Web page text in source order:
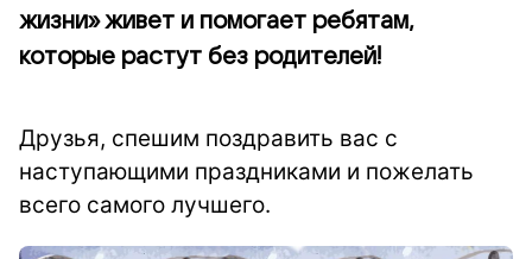
жизни» живет и помогает ребятам,
которые растут без родителей!
Друзья, спешим поздравить вас с
наступающими праздниками и пожелать
всего самого лучшего.